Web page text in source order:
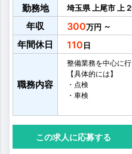
勤務地 埼玉県 上尾市 上
年収 300 ～
年間休日 110
職務内容
整備業務を中心に行
【具体的には】
・点検
・車検
・車の診断
・診断結果に応じ
・部品の交換調整等
【セールスとサー
応募する